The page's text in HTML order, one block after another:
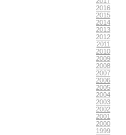
2016
2015
2014
2013
2012
2011
2010
2009
2008
2007
2006
2005
2004
2003
2002
2001
2000
1999